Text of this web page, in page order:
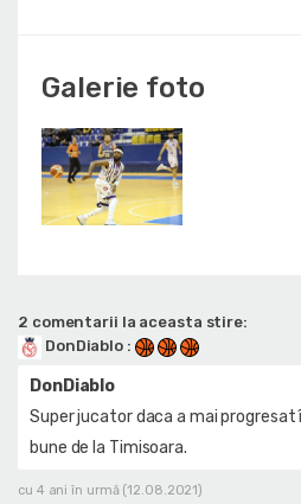
Galerie foto
2 comentarii la aceasta stire:
DonDiablo :
DonDiablo
Super jucator daca a mai
bune de la Timisoara.
cu 4 ani în urmă (12.08.2021)